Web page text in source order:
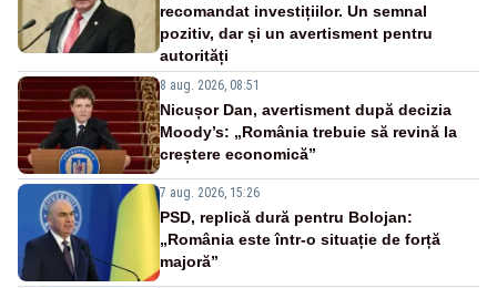
recomandat investițiilor. Un semnal
pozitiv, dar și un avertisment pentru
autorități
8 aug. 2026, 08:51
Nicușor Dan, avertisment după decizia
Moody’s: „România trebuie să revină la
creștere economică”
7 aug. 2026, 15:26
PSD, replică dură pentru Bolojan:
„România este într-o situație de forță
majoră”